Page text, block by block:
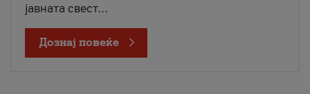
јавната свест...
Дознај повеќе